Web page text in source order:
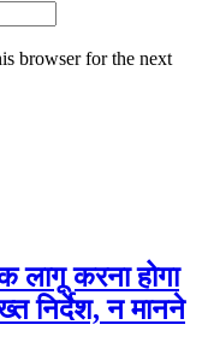
browser for the next
लागू करना होगा
निर्देश, न मानने